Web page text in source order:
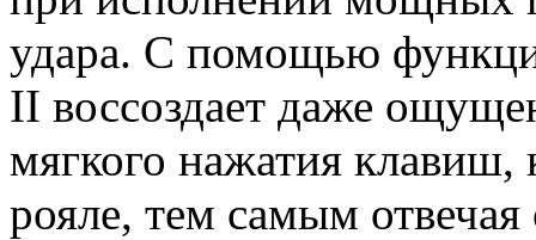
удара. С помощью
II воссоздает даже
мягкого нажатия клавиш,
рояле, тем самым